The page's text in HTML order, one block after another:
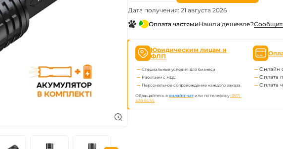
Зарядные устройства Fenix
Аксессуары для фонарей
Дата получения: 21 августа 2026
Оплата частямиНашли дешевле?
Юридическим лицам и
ФЛП
Специальные условия для бизнеса
Работаем с НДС
Персональное сопровождение каждого заказа.
Обращайтесь вонлайн-чатили по телефону(097)
428 84 55
Онлайн
Оплата
Оплата